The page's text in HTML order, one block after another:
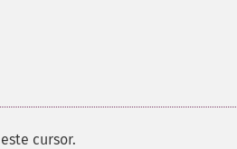
cursor.